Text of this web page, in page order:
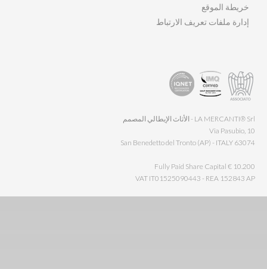
خريطة الموقع
إدارة ملفات تعريف الارتباط
LA MERCANTI® Srl - الأثاث الإيطالي المصمم
Via Pasubio, 10
63074 San Benedetto del Tronto (AP) - ITALY
Fully Paid Share Capital € 10.200
VAT IT01525090443 - REA 152843 AP